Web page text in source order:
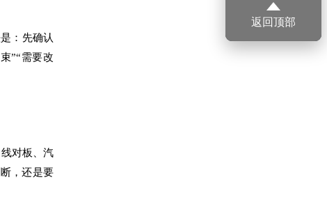
返回顶部
：先确认
”“需要改
对板、汽
，还是要